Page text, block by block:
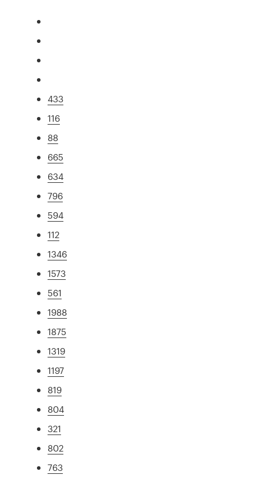
433
116
88
665
634
796
594
112
1346
1573
561
1988
1875
1319
1197
819
804
321
802
763